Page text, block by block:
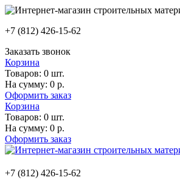
+7 (812) 426-15-62
Заказать звонок
Корзина
Товаров: 0 шт.
На сумму: 0 р.
Оформить заказ
Корзина
Товаров: 0 шт.
На сумму: 0 р.
Оформить заказ
+7 (812) 426-15-62